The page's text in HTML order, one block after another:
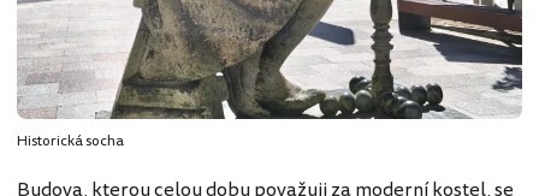
Historická socha
Budova, kterou celou dobu považuji za moderní kostel, se